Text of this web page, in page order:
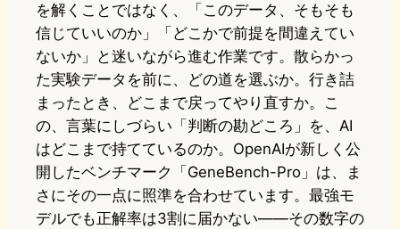
を解くことではなく、「このデータ、そもそも
信じていいのか」「どこかで前提を間違えてい
ないか」と迷いながら進む作業です。散らかっ
た実験データを前に、どの道を選ぶか。行き詰
まったとき、どこまで戻ってやり直すか。こ
の、言葉にしづらい「判断の勘どころ」を、AI
はどこまで持てているのか。OpenAIが新しく公
開したベンチマーク「GeneBench-Pro」は、ま
さにその一点に照準を合わせています。最強モ
デルでも正解率は3割に届かない——その数字の